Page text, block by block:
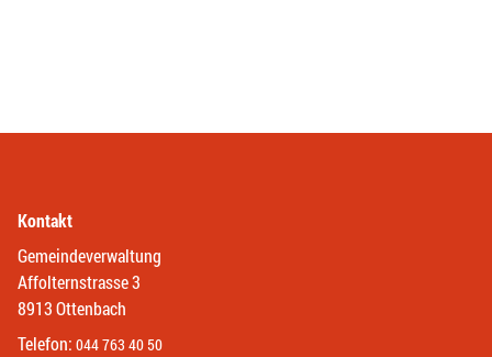
Kontakt
Gemeindeverwaltung
Affolternstrasse 3
8913 Ottenbach
Telefon: 044 763 40 50